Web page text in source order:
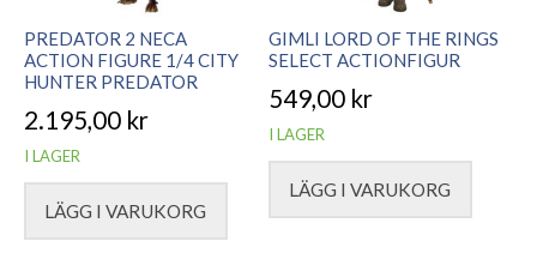
PREDATOR 2 NECA
ACTION FIGURE 1/4 CITY
HUNTER PREDATOR
2.195,00 kr
I LAGER
LÄGG I VARUKORG
GIMLI LORD OF THE RINGS
SELECT ACTIONFIGUR
549,00 kr
I LAGER
LÄGG I VARUKORG